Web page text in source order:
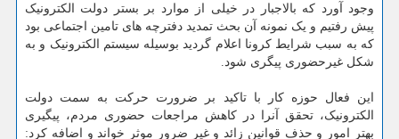
وجود آورد که بالاجبار در خیلی از موارد بر بستر دولت الکترونیک
پیش رفتیم و یک نمونه آن بحث تمدید دفترچه های تامین اجتماعی بود
که به سبب شرایط کرونا اعلام گردید بوسیله سیستم الکترونیک و به
شکل غیرحضوری پیگری شود.
این فعال حوزه کار با تاکید بر ضرورت حرکت به سمت دولت
الکترونیک، تحقق آنرا در کاهش مراجعات حضوری مردم، پیگیری
بهتر امور و حذف قوانین زائد و غیر ضرور موثر خواند و اضافه کرد: